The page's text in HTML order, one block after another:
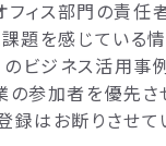
フィス部門の責任
題を感じている
のビジネス活用
参加者を優先さ
はお断りさせて